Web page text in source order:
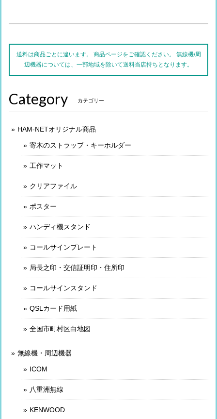
送料は商品ごとに違います。 商品ページをご確認ください。 無線機/周
辺機器については、一部地域を除いて送料当店持ちとなります。
Category カテゴリー
HAM-NETオリジナル商品
寄木のストラップ・キーホルダー
工作マット
クリアファイル
ポスター
ハンディ機スタンド
コールサインプレート
局長之印・交信証明印・住所印
コールサインスタンド
QSLカード用紙
全国市町村区白地図
無線機・周辺機器
ICOM
八重洲無線
KENWOOD